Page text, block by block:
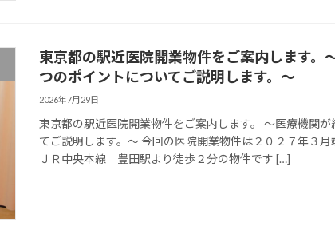
東京都の駅近医院開業物件をご案内します。
つのポイントについてご説明します。～
2026年7月29日
東京都の駅近医院開業物件をご案内します。 ～医療機関
てご説明します。～ 今回の医院開業物件は２０２７年３
ＪＲ中央本線 豊田駅より徒歩２分の物件です […]